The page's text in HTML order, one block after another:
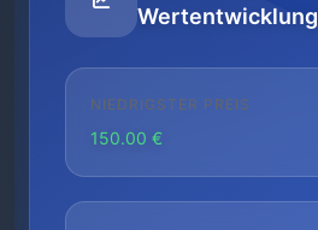
Wertentwicklung
NIEDRIGSTER PREIS
150.00 €